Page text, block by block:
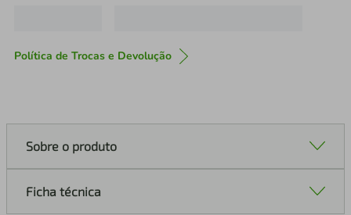
Política de Trocas e Devolução
Sobre o produto
Ficha técnica